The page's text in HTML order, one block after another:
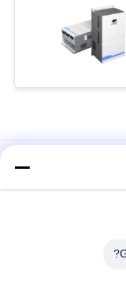
الضوضاء، ثبات